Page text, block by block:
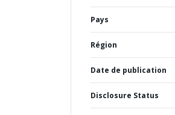
Pays
Région
Date de publication
Disclosure Status